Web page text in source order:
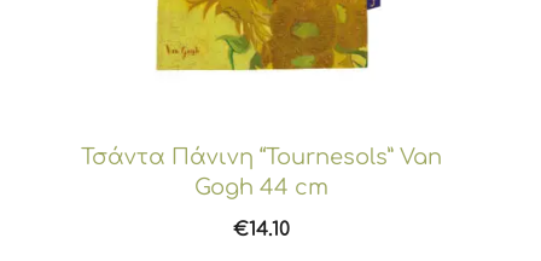
Τσάντα Πάνινη “Tournesols” Van
Gogh 44 cm
€14.10